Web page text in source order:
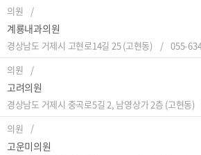
의원
계룡내과의원
경상남도 거제시 고현로14길 25 (고현동)
055-
의원
고려의원
경상남도 거제시 중곡로5길 2, 남영상가 2층 (고현동)
의원
고운미의원